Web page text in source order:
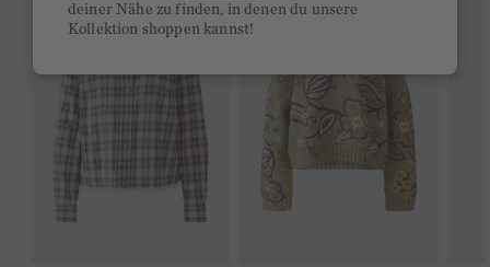
deiner Nähe zu finden, in denen du unsere
Kollektion shoppen kannst!